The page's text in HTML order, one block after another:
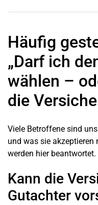
Häufig
„Darf ich
wählen –
die
Viele Betroffene sind
und was sie akzeptieren
werden hier beantwortet.
Kann die
Gutachter